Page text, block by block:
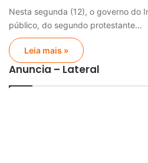
Nesta segunda (12), o governo do
público, do segundo protestante…
Leia mais »
Anuncia – Lateral